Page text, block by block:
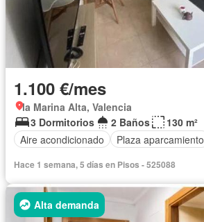
1.100 €/mes
la Marina Alta, Valencia
3 Dormitorios
2 Baños
130 m²
Aire acondicionado
Plaza aparcamiento
Hace 1 semana, 5 días en Pisos - 525088
Alta demanda